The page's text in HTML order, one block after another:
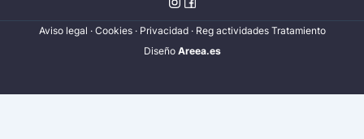
Aviso legal · Cookies· Privacidad · Reg actividades Tratamiento
Diseño Areea.es